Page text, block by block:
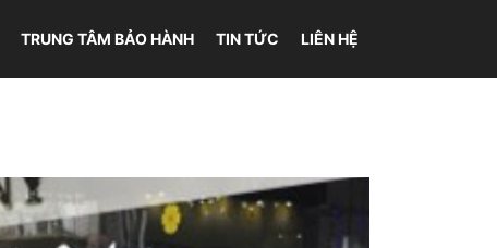
TRUNG TÂM BẢO HÀNH TIN TỨC LIÊN HỆ